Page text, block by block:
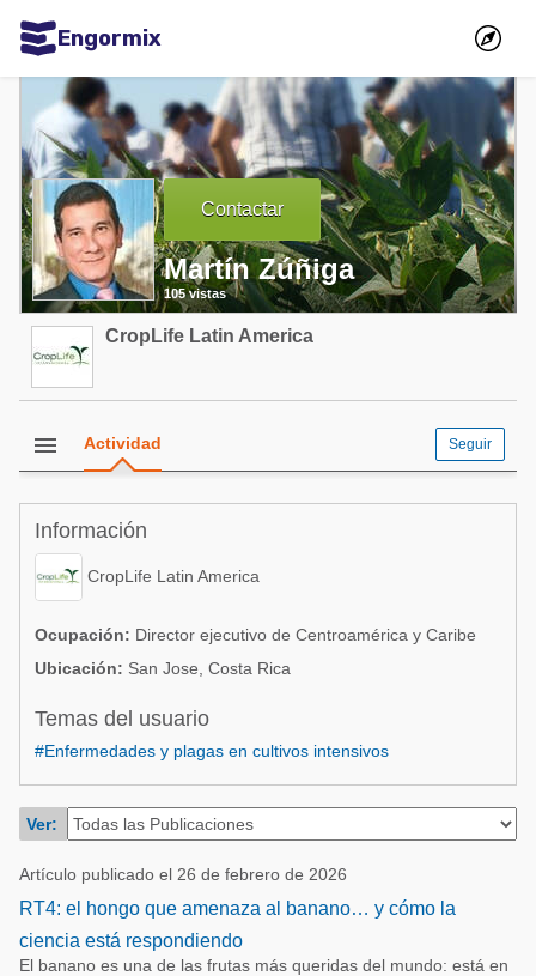
Engormix
Comunidades en español
Agricultura
Balanceados - Piensos
Avicultura
Ganadería
Lechería
Micotoxinas
Porcicultura
Mascotas
Acuacultura
Micotoxinas
Avicultura
Porcicultura
Lechería
Balanceados - Piensos
Comunidades en portugués
Avicultura
Ganadería
Lechería
Contactar
Martín Zúñiga
105 vistas
CropLife Latin America
menu Actividad Seguir
Información
CropLife Latin America
Ocupación: Director ejecutivo de Centroamérica y Caribe
Ubicación: San Jose, Costa Rica
Temas del usuario
#Enfermedades y plagas en cultivos intensivos
Ver:
Artículo publicado el 26 de febrero de 2026
RT4: el hongo que amenaza al banano… y cómo la
ciencia está respondiendo
El banano es una de las frutas más queridas del mundo: está en